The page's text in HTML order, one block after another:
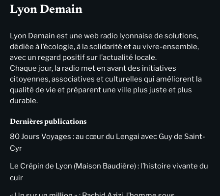
Lyon Demain
Lyon Demain est une web radio lyonnaise de solutions,
dédiée à l’écologie, à la solidarité et au vivre-ensemble,
avec un regard positif sur l’actualité locale.
Chaque jour, la radio met en avant des initiatives
citoyennes, associatives et culturelles qui améliorent la
qualité de vie et préparent une ville plus juste et plus
durable.
Dernières publications
80 Jours Voyages : au cœur du Lengai avec Guy de Saint-
Cyr
Le Crépin de Lyon (Maison Baudière) : l’histoire vivante du
cuir